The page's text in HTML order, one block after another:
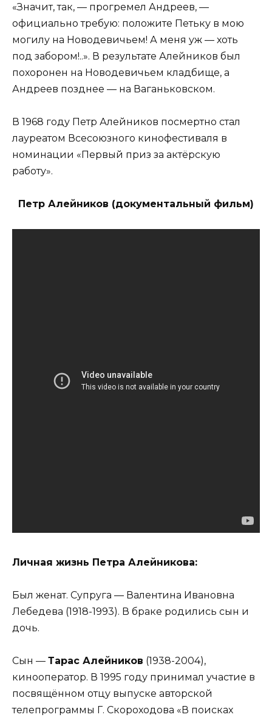
«Значит, так, — прогремел Андреев, —
официально требую: положите Петьку в мою
могилу на Новодевичьем! А меня уж — хоть
под забором!..». В результате Алейников был
похоронен на Новодевичьем кладбище, а
Андреев позднее — на Ваганьковском.
В 1968 году Петр Алейников посмертно стал
лауреатом Всесоюзного кинофестиваля в
номинации «Первый приз за актёрскую
работу».
Петр Алейников (документальный фильм)
Личная жизнь Петра Алейникова:
Был женат. Супруга — Валентина Ивановна
Лебедева (1918-1993). В браке родились сын и
дочь.
Сын — Тарас Алейников (1938-2004),
кинооператор. В 1995 году принимал участие в
посвящённом отцу выпуске авторской
телепрограммы Г. Скороходова «В поисках